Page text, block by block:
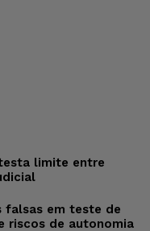
limite entre
falsas em teste de
riscos de autonomia